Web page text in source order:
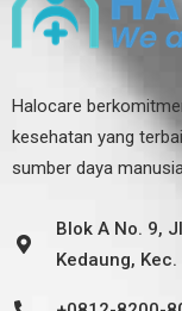
Halocare
kesehatan yang
sumber daya
Blok A No. 9,
Kedaung,